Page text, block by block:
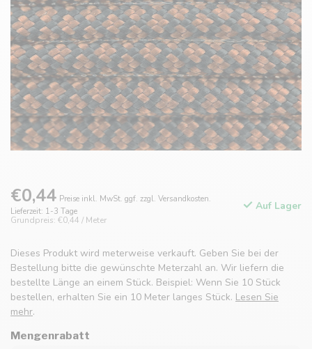
€0,44 Preise inkl. MwSt. ggf. zzgl. Versandkosten.
Lieferzeit: 1-3 Tage
Grundpreis: €0,44 / Meter
Auf Lager
Dieses Produkt wird meterweise verkauft. Geben Sie bei der
Bestellung bitte die gewünschte Meterzahl an. Wir liefern die
bestellte Länge an einem Stück. Beispiel: Wenn Sie 10 Stück
bestellen, erhalten Sie ein 10 Meter langes Stück. Lesen Sie
mehr.
Mengenrabatt